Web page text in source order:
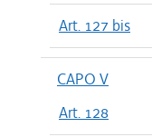
Art. 127 bis
CAPO V
Art. 128